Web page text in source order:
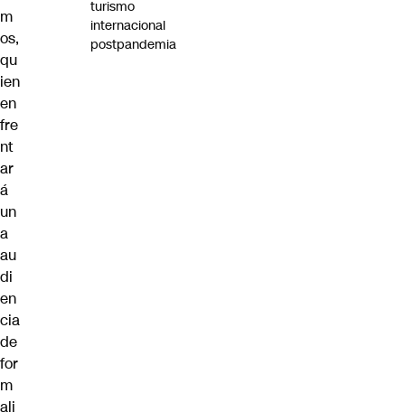
m
os,
qu
ien
en
fre
nt
ar
á
un
a
au
di
en
cia
de
for
m
ali
turismo
internacional
postpandemia